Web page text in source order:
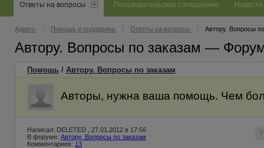
Ответы на вопросы Пользовательское соглашение Новости
Адвего Помощь и поддержка Ответы на вопросы Автору. Вопросы
Автору. Вопросы по заказам —
Помощь / Автору. Вопросы по заказам
Авторы, нужна ваша помощь. Чем
Написал: DELETED , 27.01.2012 в 17:56
В форуме: Автору. Вопросы по заказам
Комментариев: 13